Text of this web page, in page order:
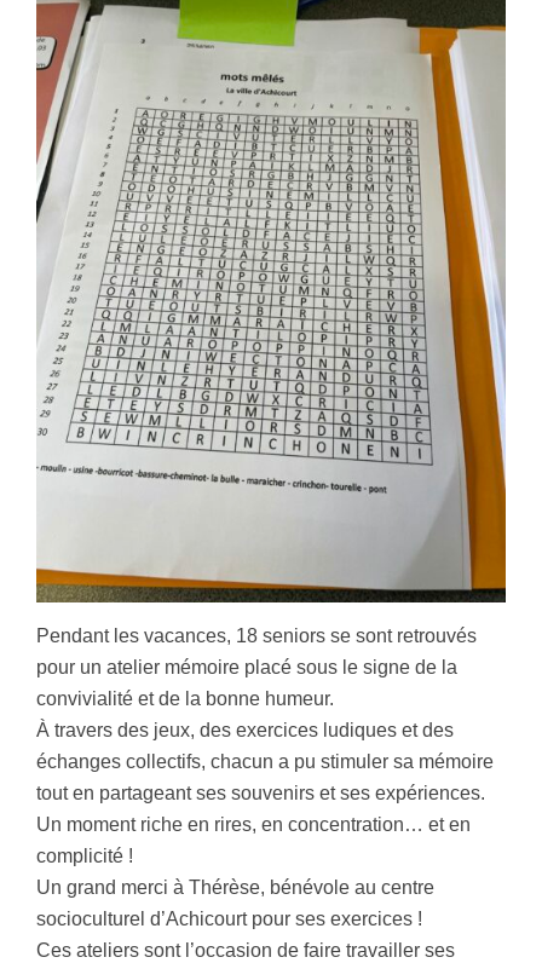
Pendant les vacances, 18 seniors se sont retrouvés
pour un atelier mémoire placé sous le signe de la
convivialité et de la bonne humeur.
À travers des jeux, des exercices ludiques et des
échanges collectifs, chacun a pu stimuler sa mémoire
tout en partageant ses souvenirs et ses expériences.
Un moment riche en rires, en concentration… et en
complicité !
Un grand merci à Thérèse, bénévole au centre
socioculturel d’Achicourt pour ses exercices !
Ces ateliers sont l’occasion de faire travailler ses